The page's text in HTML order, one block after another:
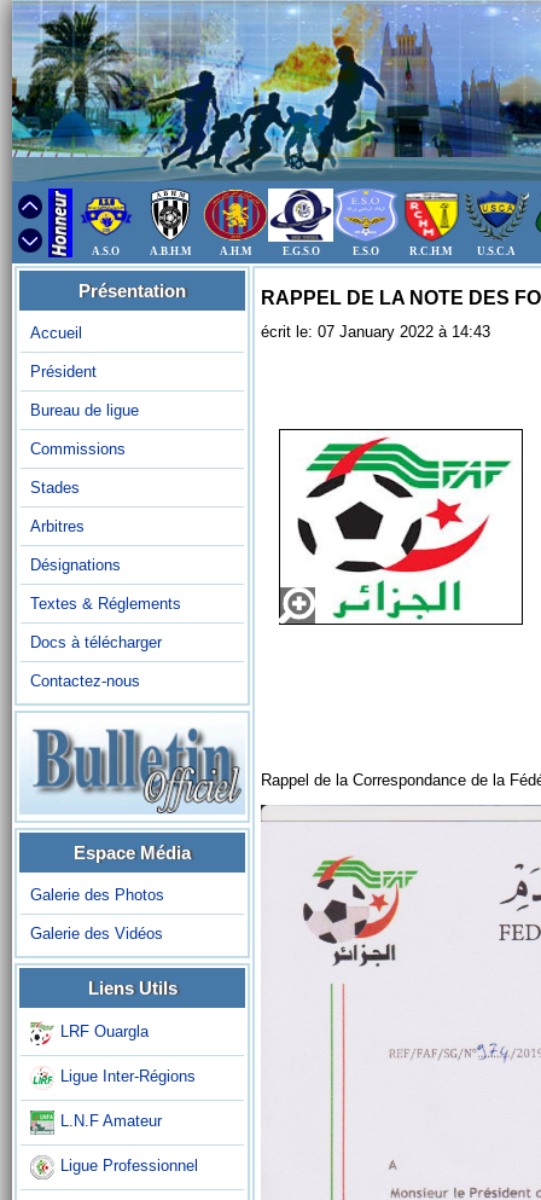
A.S.O A.B.H.M A.H.M E.G.S.O E.S.O R.C.H.M U.S.C.A
Présentation
Accueil
Président
Bureau de ligue
Commissions
Stades
Arbitres
Désignations
Textes & Réglements
Docs à télécharger
Contactez-nous
Espace Média
Galerie des Photos
Galerie des Vidéos
Liens Utils
LRF Ouargla
Ligue Inter-Régions
L.N.F Amateur
Ligue Professionnel
RAPPEL DE LA NOTE DES
écrit le: 07 January 2022 à 14:43
Rappel de la Correspondance de la